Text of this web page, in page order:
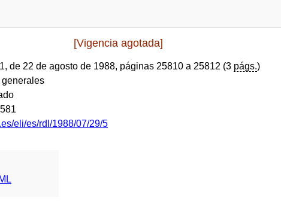
[Vigencia agotada]
de 22 de agosto de 1988, páginas 25810 a 25812 (3 págs.)
generales
eli/es/rdl/1988/07/29/5